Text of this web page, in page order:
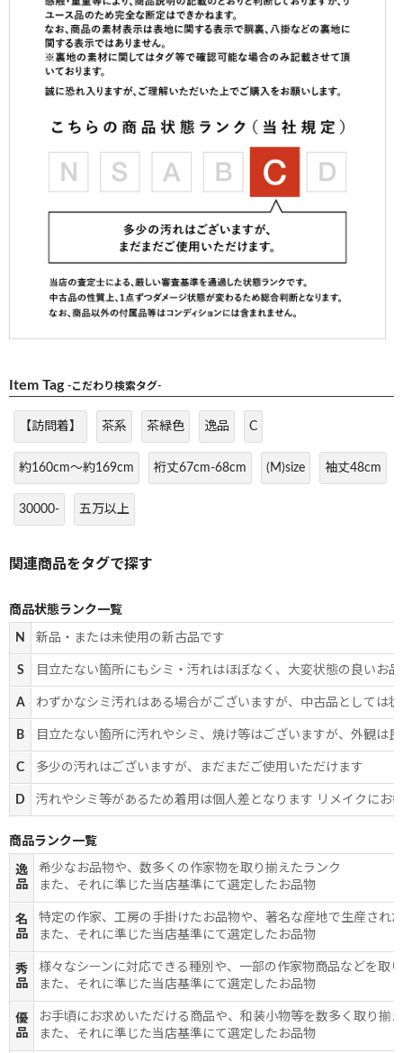
Item Tag -こだわり検索タグ-
【訪問着】 茶系 茶緑色 逸品 C
約160cm～約169cm 裄丈67cm-68cm (M)size 袖丈48cm
30000- 五万以上
商品状態ランク一覧
N 新品・または未使用の新古品です
S 目立たない箇所にもシミ・汚れはほぼなく、大変状態の良いお
A わずかなシミ汚れはある場合がございますが、中古品としては
B 目立たない箇所に汚れやシミ、焼け等はございますが、外観は
C 多少の汚れはございますが、まだまだご使用いただけます
D 汚れやシミ等があるため着用は個人差となります リメイクにお
商品ランク一覧
逸
品
希少なお品物や、数多くの作家物を取り揃えたランク
また、それに準じた当店基準にて選定したお品物
名
品
特定の作家、工房の手掛けたお品物や、著名な産地で生産され
また、それに準じた当店基準にて選定したお品物
秀
品
様々なシーンに対応できる種別や、一部の作家物商品などを取
また、それに準じた当店基準にて選定したお品物
優
品
お手頃にお求めいただける商品や、和装小物等を数多く取り揃
また、それに準じた当店基準にて選定したお品物